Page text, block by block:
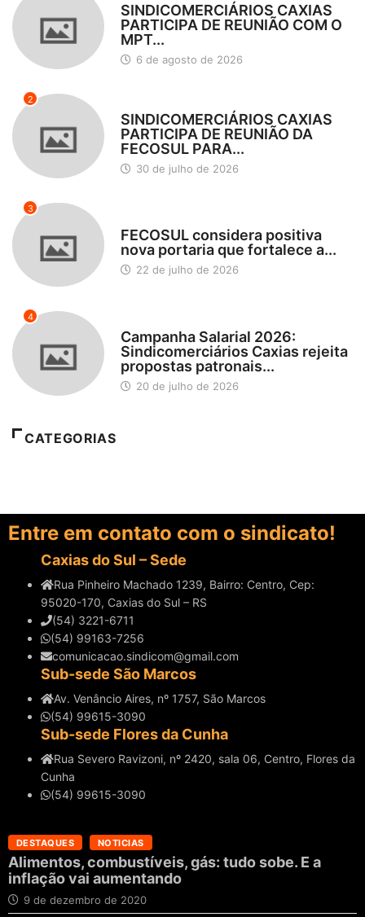
SINDICOMERCIÁRIOS CAXIAS
PARTICIPA DE REUNIÃO COM O
MPT...
6 de agosto de 2026
2
SINDICOMERCIÁRIOS CAXIAS
PARTICIPA DE REUNIÃO DA
FECOSUL PARA...
30 de julho de 2026
3
FECOSUL considera positiva
nova portaria que fortalece a...
22 de julho de 2026
4
Campanha Salarial 2026:
Sindicomerciários Caxias rejeita
propostas patronais...
20 de julho de 2026
CATEGORIAS
Entre em contato com o sindicato!
Caxias do Sul – Sede
Rua Pinheiro Machado 1239, Bairro: Centro, Cep:
95020-170, Caxias do Sul – RS
(54) 3221-6711
(54) 99163-7256
comunicacao.sindicom@gmail.com
Sub-sede São Marcos
Av. Venâncio Aires, nº 1757, São Marcos
(54) 99615-3090
Sub-sede Flores da Cunha
Rua Severo Ravizoni, nº 2420, sala 06, Centro, Flores da
Cunha
(54) 99615-3090
DESTAQUES NOTICIAS
Alimentos, combustíveis, gás: tudo sobe. E a
inflação vai aumentando
9 de dezembro de 2020